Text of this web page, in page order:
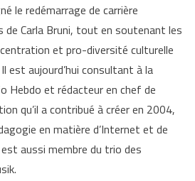
le redémarrage de carrière
de Carla Bruni, tout en soutenant les
et pro-diversité culturelle
est aujourd’hui consultant à la
Hebdo et rédacteur en chef de
qu’il a contribué à créer en 2004,
en matière d’Internet et de
aussi membre du trio des